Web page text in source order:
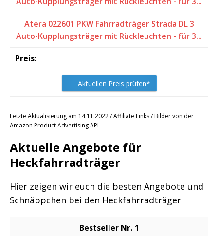
Atera 022601 PKW Fahrradträger Strada DL 3
Auto-Kupplungsträger mit Rückleuchten - für 3...
Aktuellen Preis prüfen*
Letzte Aktualisierung am 14.11.2022 / Affiliate Links / Bilder von der
Amazon Product Advertising API
Aktuelle Angebote für
Heckfahrradträger
Hier zeigen wir euch die besten Angebote und
Schnäppchen bei den Heckfahrradträger
1